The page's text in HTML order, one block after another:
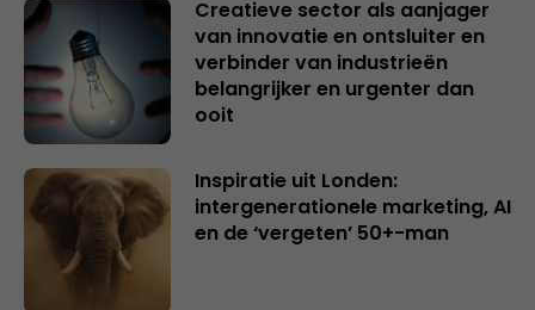
Creatieve sector als aanjager
van innovatie en ontsluiter en
verbinder van industrieën
belangrijker en urgenter dan
ooit
Inspiratie uit Londen:
intergenerationele marketing, AI
en de ‘vergeten’ 50+-man